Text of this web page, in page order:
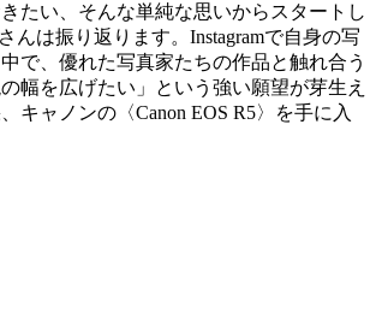
たい、そんな単純な思いからスタートし
んは振り返ります。Instagramで自身の写
で、優れた写真家たちの作品と触れ合う
幅を広げたい」という強い願望が芽生え
キャノンの〈Canon EOS R5〉を手に入